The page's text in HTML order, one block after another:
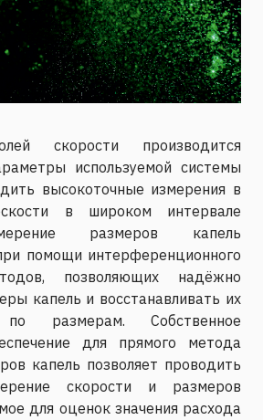
скорости производится
используемой системы
высокоточные измерения в
в широком интервале
размеров капель
помощи интерференционного
позволяющих надёжно
капель и восстанавливать их
по размерам. Собственное
для прямого метода
капель позволяет проводить
скорости и размеров
для оценок значения расхода